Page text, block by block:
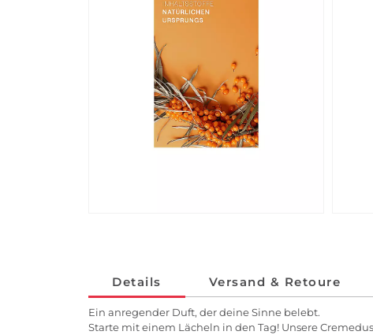
Details Versand & Retoure
Ein anregender Duft, der deine Sinne belebt.
Starte mit einem Lächeln in den Tag! Unsere